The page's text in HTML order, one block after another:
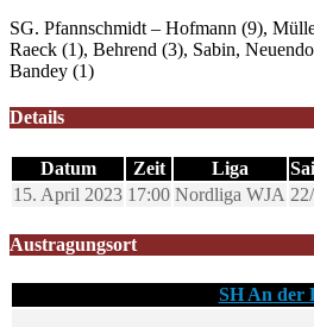
SG. Pfannschmidt – Hofmann (9),
Raeck (1), Behrend (3), Sabin,
Bandey (1)
Details
Datum Zeit Liga
15. April 2023 17:00 Nordliga WJA
Austragungsort
SH An der